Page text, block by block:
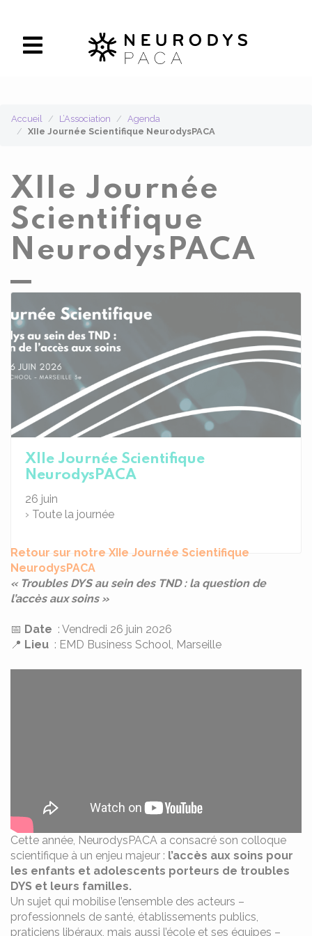
Accueil L’Association
Agenda
XIIe Journée Scientifique NeurodysPACA
XIIe Journée
Scientifique
NeurodysPACA
XIIe Journée Scientifique
NeurodysPACA
26 juin
› Toute la journée
Retour sur notre XIIe Journée Scientifique
NeurodysPACA
« Troubles DYS au sein des TND : la question de
l’accès aux soins »
📅 Date : Vendredi 26 juin 2026
📍 Lieu : EMD Business School, Marseille
Cette année, NeurodysPACA a consacré son colloque
scientifique à un enjeu majeur : l’accès aux soins pour
les enfants et adolescents porteurs de troubles
DYS et leurs familles.
Un sujet qui mobilise l’ensemble des acteurs –
professionnels de santé, établissements publics,
praticiens libéraux, mais aussi l’école et ses équipes –